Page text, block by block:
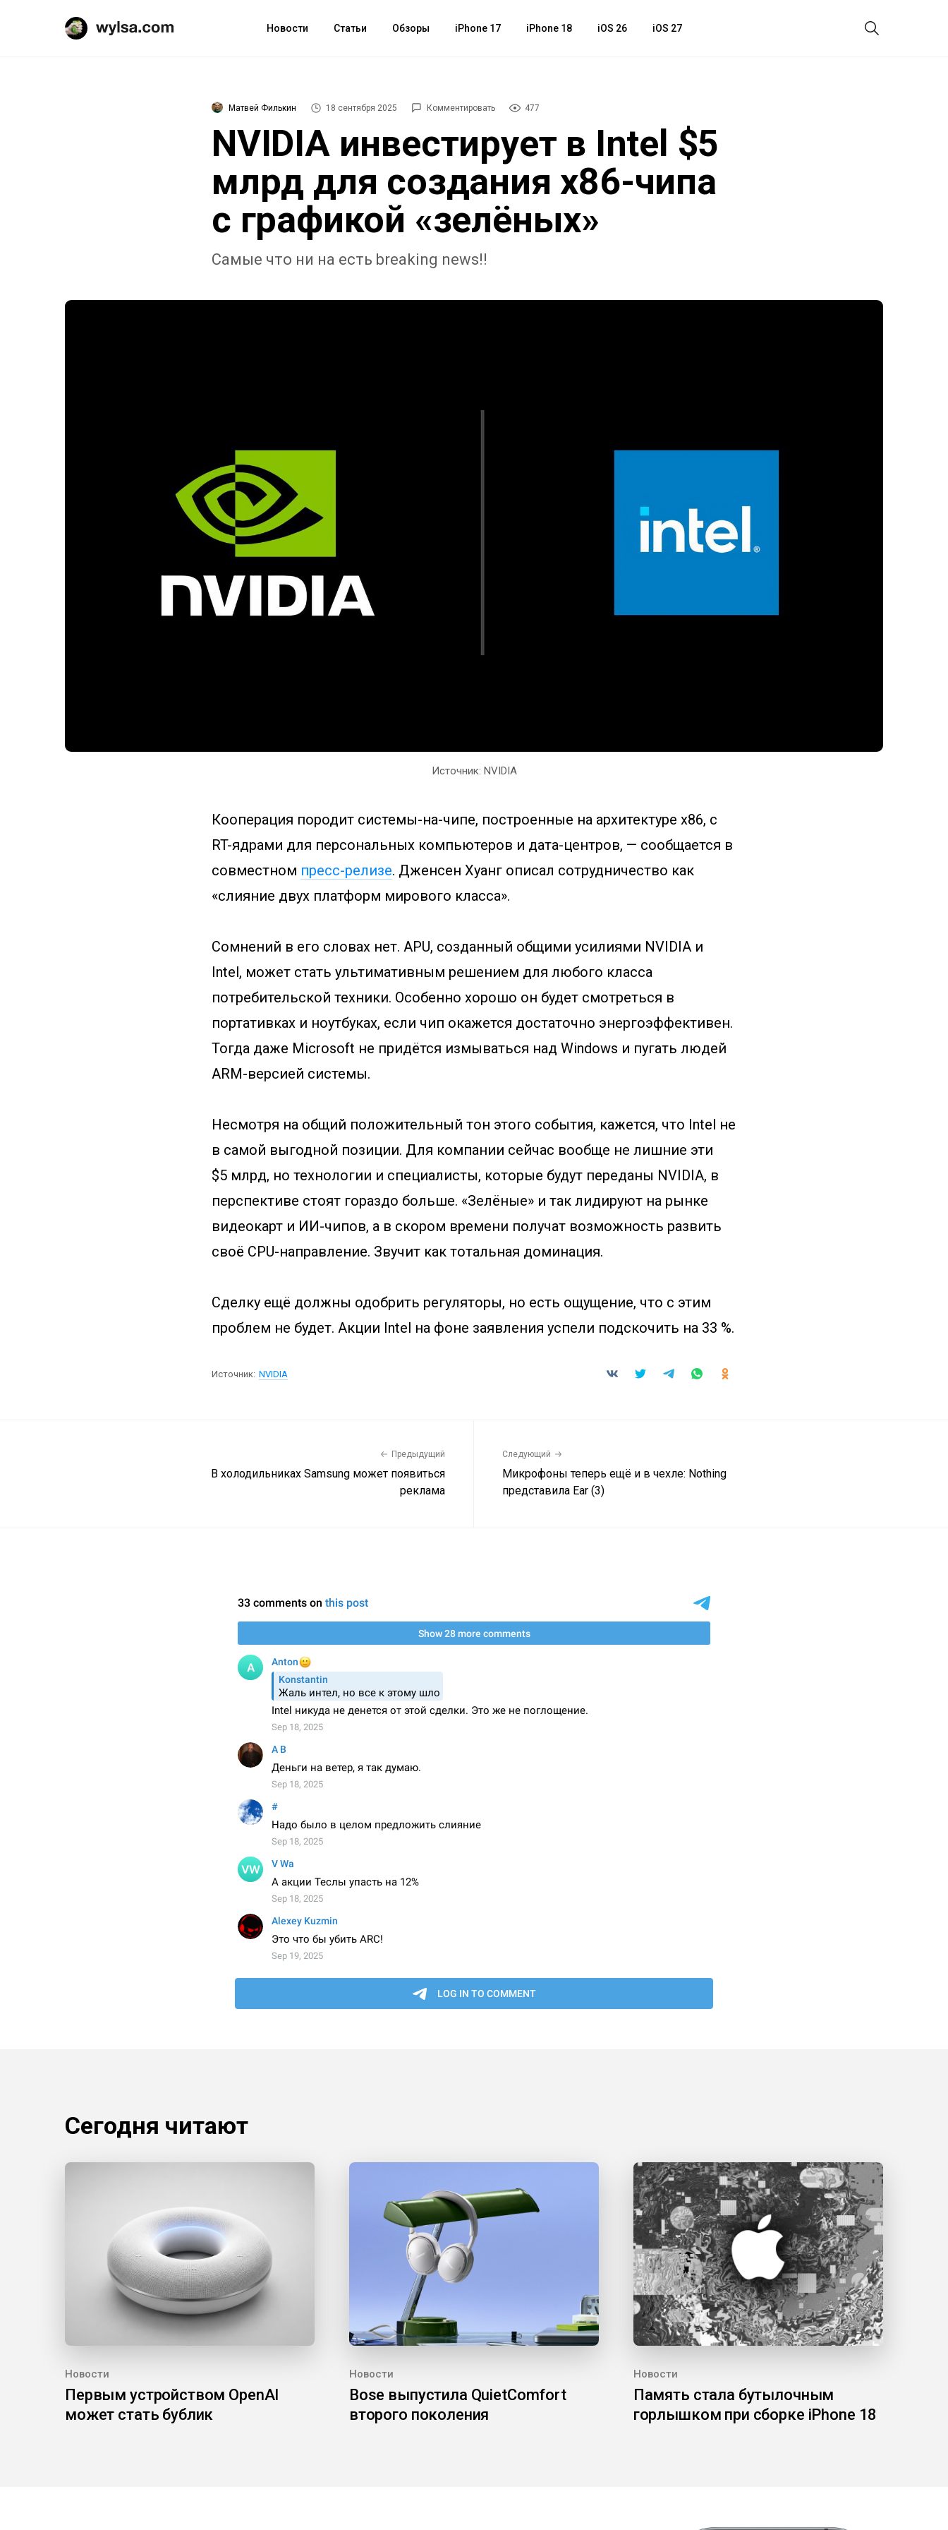
Новости Статьи Обзоры iPhone 17 iPhone 18 iOS 26 iOS 27
Матвей Филькин 18 сентября 2025 Комментировать 477
NVIDIA инвестирует в Intel $5
млрд для создания х86-чипа
с графикой «зелёных»
Самые что ни на есть breaking news!!
Источник: NVIDIA
Кооперация породит системы-на-чипе, построенные на архитектуре х86, с
RT-ядрами для персональных компьютеров и дата-центров, — сообщается в
совместном пресс-релизе. Дженсен Хуанг описал сотрудничество как
«слияние двух платформ мирового класса».
Сомнений в его словах нет. APU, созданный общими усилиями NVIDIA и
Intel, может стать ультимативным решением для любого класса
потребительской техники. Особенно хорошо он будет смотреться в
портативках и ноутбуках, если чип окажется достаточно энергоэффективен.
Тогда даже Microsoft не придётся измываться над Windows и пугать людей
ARM-версией системы.
Несмотря на общий положительный тон этого события, кажется, что Intel не
в самой выгодной позиции. Для компании сейчас вообще не лишние эти
$5 млрд, но технологии и специалисты, которые будут переданы NVIDIA, в
перспективе стоят гораздо больше. «Зелёные» и так лидируют на рынке
видеокарт и ИИ-чипов, а в скором времени получат возможность развить
своё CPU-направление. Звучит как тотальная доминация.
Сделку ещё должны одобрить регуляторы, но есть ощущение, что с этим
проблем не будет. Акции Intel на фоне заявления успели подскочить на 33 %.
Источник: NVIDIA
Предыдущий
В холодильниках Samsung может появиться
реклама
Следующий
Микрофоны теперь ещё и в чехле: Nothing
представила Ear (3)
Сегодня читают
Новости
Первым устройством OpenAI
может стать бублик
Новости
Bose выпустила QuietComfort
второго поколения
Новости
Память стала бутылочным
горлышком при сборке iPhone 18